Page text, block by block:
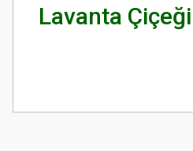
Lavanta
Görüş ve önerileriniz için teşekkür